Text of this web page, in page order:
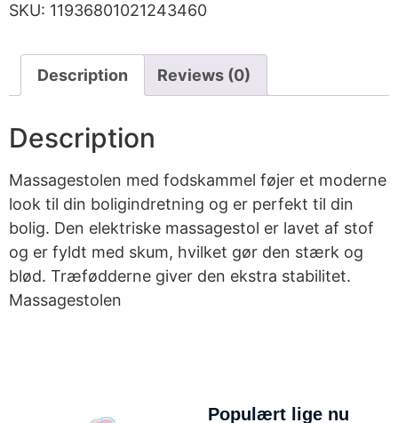
SKU: 11936801021243460
Description Reviews (0)
Description
Massagestolen med fodskammel føjer et moderne
look til din boligindretning og er perfekt til din
bolig. Den elektriske massagestol er lavet af stof
og er fyldt med skum, hvilket gør den stærk og
blød. Træfødderne giver den ekstra stabilitet.
Massagestolen
Populært lige nu